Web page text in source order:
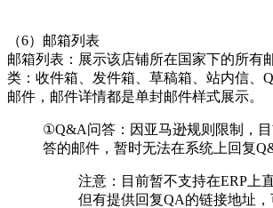
（6）邮箱列表
邮箱列表：展示该店铺所在国家下的所有
类：收件箱、发件箱、草稿箱、站内信、
邮件，邮件详情都是单封邮件样式展示。
①Q&A问答：因亚马逊规则限制，
答的邮件，暂时无法在系统上回复
注意：目前暂不支持在ERP上
但有提供回复QA的链接地址